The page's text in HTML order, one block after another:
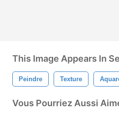
This Image Appears In
Peindre Texture
Vous Pourriez Aussi